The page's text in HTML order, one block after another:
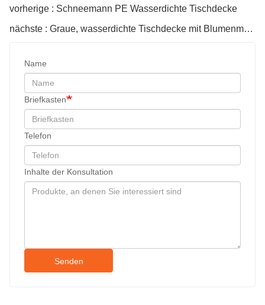
vorherige : Schneemann PE Wasserdichte Tischdecke
nächste : Graue, wasserdichte Tischdecke mit Blumenmuster
Name
Briefkasten
Telefon
Inhalte der Konsultation
Senden